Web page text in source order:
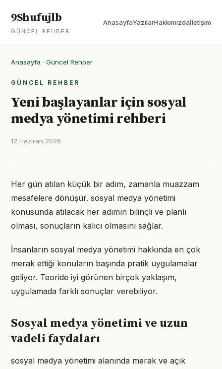
9Shufujlb
GÜNCEL REHBER
AnasayfaYazılarHakkımızdaİletişim
Anasayfa · Güncel Rehber
GÜNCEL REHBER
Yeni başlayanlar için sosyal
medya yönetimi rehberi
12 Haziran 2026
Her gün atılan küçük bir adım, zamanla muazzam
mesafelere dönüşür. sosyal medya yönetimi
konusunda atılacak her adımın bilinçli ve planlı
olması, sonuçların kalıcı olmasını sağlar.
İnsanların sosyal medya yönetimi hakkında en çok
merak ettiği konuların başında pratik uygulamalar
geliyor. Teoride iyi görünen birçok yaklaşım,
uygulamada farklı sonuçlar verebiliyor.
Sosyal medya yönetimi ve uzun
vadeli faydaları
sosyal medya yönetimi alanında merak ve açık